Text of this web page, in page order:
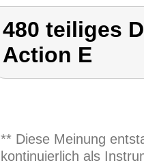
480 teiliges
Action E
** Diese Meinung
kontinuierlich als